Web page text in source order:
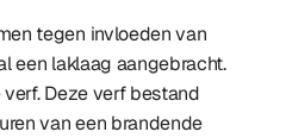
tegen invloeden van
een laklaag aangebracht.
Deze verf bestand
van een brandende